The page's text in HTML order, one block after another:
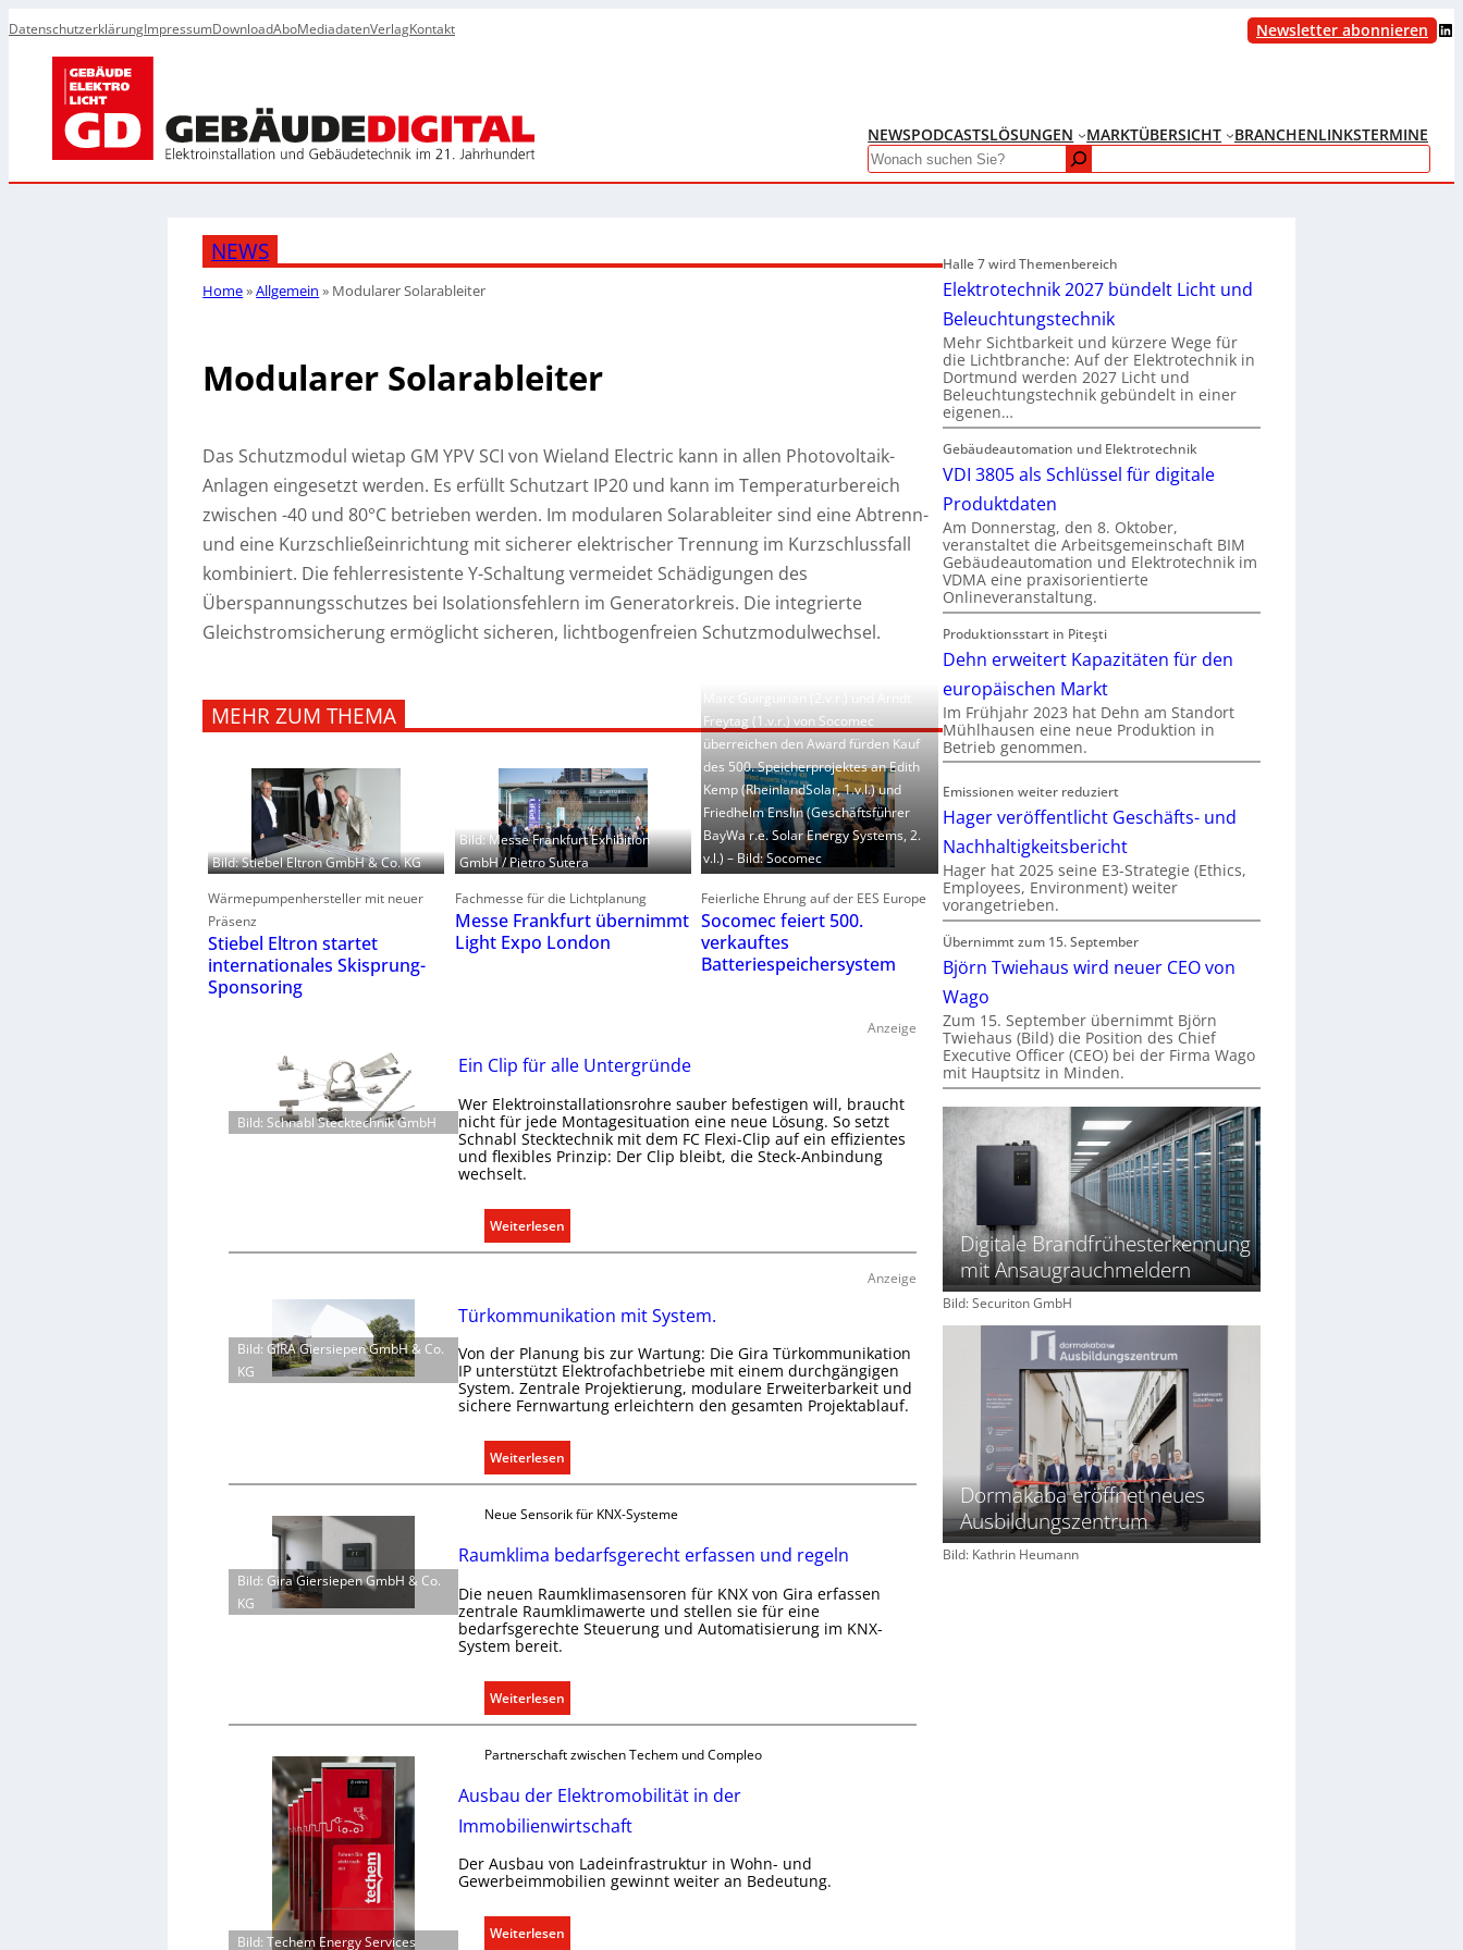
DatenschutzerklärungImpressumDownloadAboMediadatenVerlagKontakt Newsletter abonnieren LinkedIn
NEWSPODCASTSLÖSUNGEN MARKTÜBERSICHT BRANCHENLINKSTERMINE
Search
NEWS
Home»Allgemein » Modularer Solarableiter
Modularer Solarableiter
Das Schutzmodul wietap GM YPV SCI von Wieland Electric kann in allen Photovoltaik-
Anlagen eingesetzt werden. Es erfüllt Schutzart IP20 und kann im Temperaturbereich
zwischen -40 und 80°C betrieben werden. Im modularen Solarableiter sind eine Abtrenn-
und eine Kurzschließeinrichtung mit sicherer elektrischer Trennung im Kurzschlussfall
kombiniert. Die fehlerresistente Y-Schaltung vermeidet Schädigungen des
Überspannungsschutzes bei Isolationsfehlern im Generatorkreis. Die integrierte
Gleichstromsicherung ermöglicht sicheren, lichtbogenfreien Schutzmodulwechsel.
MEHR ZUM THEMA
Bild: Stiebel Eltron GmbH & Co. KG
Wärmepumpenhersteller mit neuer
Präsenz
Stiebel Eltron startet
internationales Skisprung-
Sponsoring
Bild: Messe Frankfurt Exhibition
GmbH / Pietro Sutera
Fachmesse für die Lichtplanung
Messe Frankfurt übernimmt
Light Expo London
Freytag (1.v.r.) von Socomec
überreichen den Award fürden Kauf
des 500. Speicherprojektes an Edith
Kemp (RheinlandSolar, 1.v.l.) und
Friedhelm Enslin (Geschäftsführer
BayWa r.e. Solar Energy Systems, 2.
v.l.) – Bild: Socomec
Feierliche Ehrung auf der EES Europe
Socomec feiert 500.
verkauftes
Batteriespeichersystem
Anzeige
Bild: Schnabl Stecktechnik GmbH
Ein Clip für alle Untergründe
Wer Elektroinstallationsrohre sauber befestigen will, braucht
nicht für jede Montagesituation eine neue Lösung. So setzt
Schnabl Stecktechnik mit dem FC Flexi-Clip auf ein effizientes
und flexibles Prinzip: Der Clip bleibt, die Steck-Anbindung
wechselt.
Weiterlesen:
E
C
i
p
f
r
a
l
U
n
t
e
g
r
ü
n
e
Anzeige
Bild: GIRA Giersiepen GmbH & Co.
KG
Türkommunikation mit System.
Von der Planung bis zur Wartung: Die Gira Türkommunikation
IP unterstützt Elektrofachbetriebe mit einem durchgängigen
System. Zentrale Projektierung, modulare Erweiterbarkeit und
sichere Fernwartung erleichtern den gesamten Projektablauf.
Weiterlesen:
T
r
k
m
m
u
i
k
a
t
o
n
i
t
S
y
Bild: Gira Giersiepen GmbH & Co.
KG
Neue Sensorik für KNX-Systeme
Raumklima bedarfsgerecht erfassen und regeln
Die neuen Raumklimasensoren für KNX von Gira erfassen
zentrale Raumklimawerte und stellen sie für eine
bedarfsgerechte Steuerung und Automatisierung im KNX-
System bereit.
Weiterlesen:
R
u
m
l
i
m
Bild: Techem Energy Services
Partnerschaft zwischen Techem und Compleo
Ausbau der Elektromobilität in der
Immobilienwirtschaft
Der Ausbau von Ladeinfrastruktur in Wohn- und
Gewerbeimmobilien gewinnt weiter an Bedeutung.
Weiterlesen:
Halle 7 wird Themenbereich
Elektrotechnik 2027 bündelt Licht und
Beleuchtungstechnik
Mehr Sichtbarkeit und kürzere Wege für
die Lichtbranche: Auf der Elektrotechnik in
Dortmund werden 2027 Licht und
Beleuchtungstechnik gebündelt in einer
eigenen…
Gebäudeautomation und Elektrotechnik
VDI 3805 als Schlüssel für digitale
Produktdaten
Am Donnerstag, den 8. Oktober,
veranstaltet die Arbeitsgemeinschaft BIM
Gebäudeautomation und Elektrotechnik im
VDMA eine praxisorientierte
Onlineveranstaltung.
Produktionsstart in Piteşti
Dehn erweitert Kapazitäten für den
europäischen Markt
Im Frühjahr 2023 hat Dehn am Standort
Mühlhausen eine neue Produktion in
Betrieb genommen.
Emissionen weiter reduziert
Hager veröffentlicht Geschäfts- und
Nachhaltigkeitsbericht
Hager hat 2025 seine E3-Strategie (Ethics,
Employees, Environment) weiter
vorangetrieben.
Übernimmt zum 15. September
Björn Twiehaus wird neuer CEO von
Wago
Zum 15. September übernimmt Björn
Twiehaus (Bild) die Position des Chief
Executive Officer (CEO) bei der Firma Wago
mit Hauptsitz in Minden.
Digitale Brandfrühesterkennung
mit Ansaugrauchmeldern
Bild: Securiton GmbH
Dormakaba eröffnet neues
Ausbildungszentrum
Bild: Kathrin Heumann